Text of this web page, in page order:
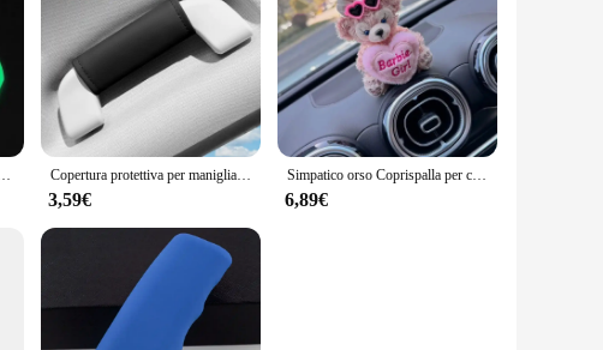
d'aria per auto Cappucci per valvole per pneumatici per veicoli luminosi Pneumatico gonfiabile per bicicletta elettrica Copertura protettiva per maniglia per portiera auto transfrontaliera Protezione per maniglia per porta interna Accessori per manutenzione preventiva
3,59€
Simpatico orso Coprispalla per cintura di sicurezza per auto da donna Sensazione di fascia alta Decorazione universale per cintura di sicurezza per interni auto Four Seasons
6,89€